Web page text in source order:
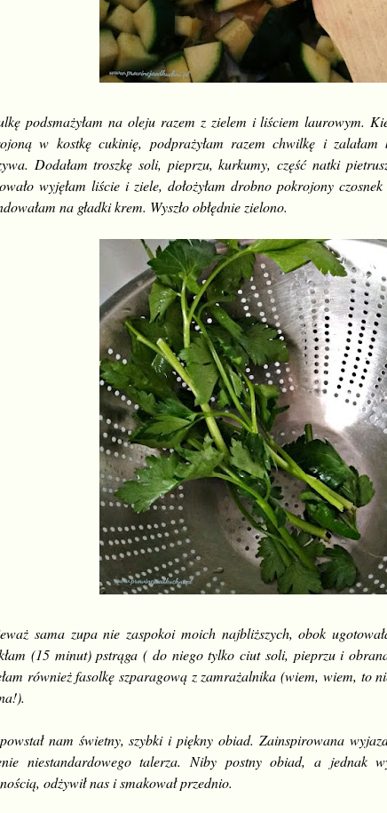
podsmażyłam na oleju razem z zielem i liściem laurowym.
w kostkę cukinię, podprażyłam razem chwilkę i
Dodałam troszkę soli, pieprzu, kurkumy, część natki
wyjęłam liście i ziele, dołożyłam drobno pokrojony
na gładki krem. Wyszło obłędnie zielono.
sama zupa nie zaspokoi moich najbliższych, obok
(15 minut) pstrąga ( do niego tylko ciut soli, pieprzu i
również fasolkę szparagową z zamrażalnika (wiem, wiem, to
nam świetny, szybki i piękny obiad. Zainspirowana
niestandardowego talerza. Niby postny obiad, a jednak
odżywił nas i smakował przednio.